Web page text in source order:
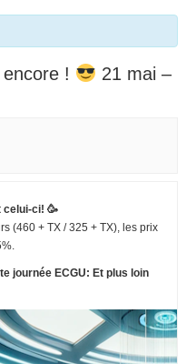
!
21 mai –
ci! 🥳
(460 + TX / 325 + TX), les prix
journée ECGU: Et plus loin